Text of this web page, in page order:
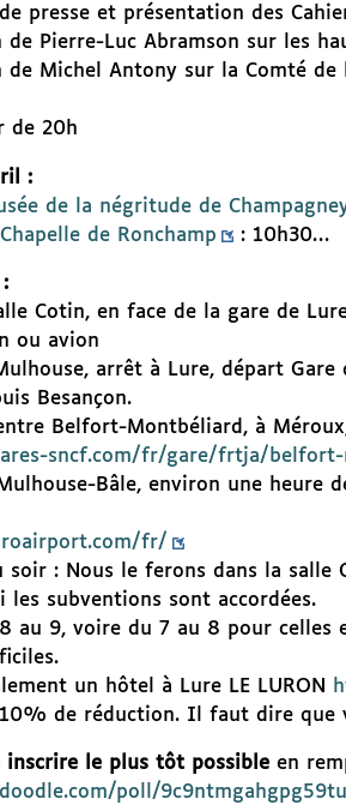
presse et présentation des
Pierre-Luc Abramson sur les
Michel Antony sur la Comté de
de 20h
:
de la négritude de
Chapelle de Ronchamp : 10h30…
Cotin, en face de la gare de
ou avion
arrêt à Lure, départ Gare
Besançon.
Belfort-Montbéliard, à
sncf.com/fr/gare/frtja/
Bâle, environ une heure
fr/
soir : Nous le ferons dans la
les subventions sont accordées.
au 9, voire du 7 au 8 pour
un hôtel à Lure LE LURON
de réduction. Il faut dire que
inscrire le plus tôt possibleen
poll/